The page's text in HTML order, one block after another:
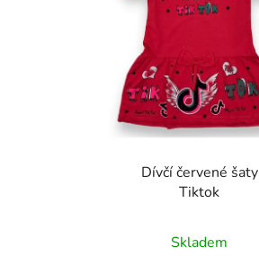
Dívčí červené šaty
Tiktok
Skladem